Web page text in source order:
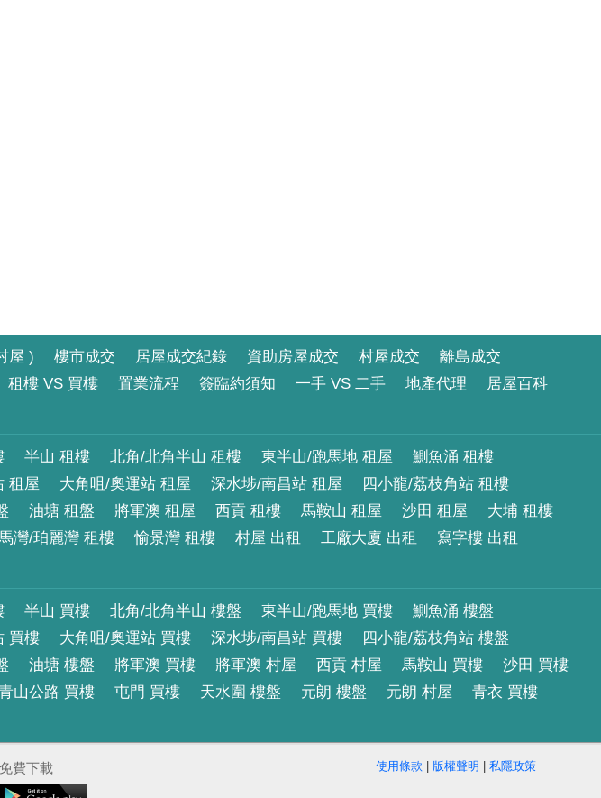
屋 ) 樓市成交 居屋成交紀錄 資助房屋成交 村屋成交
離島成交
租樓 VS 買樓 置業流程 簽臨約須知 一手 VS 二手 地產代理
居屋百科
半山 租樓 北角/北角半山 租樓 東半山/跑馬地 租屋
鰂魚涌 租樓
租屋 大角咀/奧運站 租屋 深水埗/南昌站 租屋
四小龍/荔枝角站 租樓
油塘 租盤 將軍澳 租屋 西貢 租樓 馬鞍山 租屋 沙田 租屋
大埔 租樓
馬灣/珀麗灣 租樓 愉景灣 租樓 村屋 出租 工廠大廈 出租
寫字樓 出租
半山 買樓 北角/北角半山 樓盤 東半山/跑馬地 買樓
鰂魚涌 樓盤
買樓 大角咀/奧運站 買樓 深水埗/南昌站 買樓
四小龍/荔枝角站 樓盤
油塘 樓盤 將軍澳 買樓 將軍澳 村屋 西貢 村屋 馬鞍山 買樓
沙田 買樓
山公路 買樓 屯門 買樓 天水圍 樓盤 元朗 樓盤 元朗 村屋
青衣 買樓
費下載 使用條款 | 版權聲明 | 私隱政策